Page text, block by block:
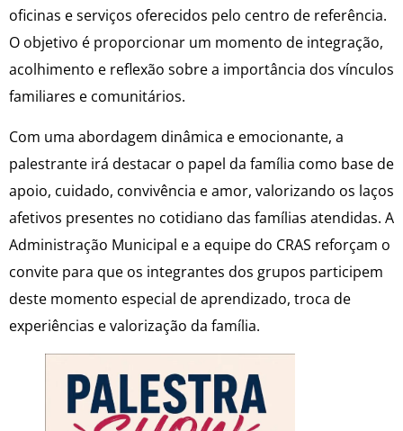
oficinas e serviços oferecidos pelo centro de referência.
O objetivo é proporcionar um momento de integração,
acolhimento e reflexão sobre a importância dos vínculos
familiares e comunitários.
Com uma abordagem dinâmica e emocionante, a
palestrante irá destacar o papel da família como base de
apoio, cuidado, convivência e amor, valorizando os laços
afetivos presentes no cotidiano das famílias atendidas. A
Administração Municipal e a equipe do CRAS reforçam o
convite para que os integrantes dos grupos participem
deste momento especial de aprendizado, troca de
experiências e valorização da família.